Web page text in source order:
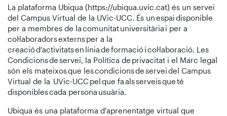
La plataforma Ubiqua (https://ubiqua.uvic.cat) és un servei
del Campus Virtual de la UVic-UCC. És un espai disponible
per a membres de la comunitat universitària i per a
col·laboradors externs per a la
creació d’activitats en línia de formació i col·laboració. Les
Condicions de servei, la Política de privacitat i el Marc legal
són els mateixos que les condicions de servei del Campus
Virtual de la UVic-UCC pel que fa als serveis que té
disponibles cada persona usuària.
Ubiqua és una plataforma d'aprenentatge virtual que